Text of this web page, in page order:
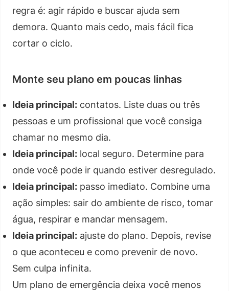
regra é: agir rápido e buscar ajuda sem
demora. Quanto mais cedo, mais fácil fica
cortar o ciclo.
Monte seu plano em poucas linhas
Ideia principal: contatos. Liste duas ou três
pessoas e um profissional que você consiga
chamar no mesmo dia.
Ideia principal: local seguro. Determine para
onde você pode ir quando estiver desregulado.
Ideia principal: passo imediato. Combine uma
ação simples: sair do ambiente de risco, tomar
água, respirar e mandar mensagem.
Ideia principal: ajuste do plano. Depois, revise
o que aconteceu e como prevenir de novo.
Sem culpa infinita.
Um plano de emergência deixa você menos